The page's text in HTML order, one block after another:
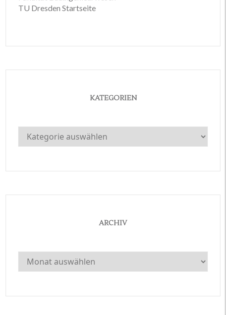
TU Dresden Startseite
KATEGORIEN
Kategorien
ARCHIV
Archiv